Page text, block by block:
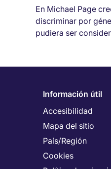
En Michael Page
discriminar por
pudiera ser
Información útil
Accesibilidad
Mapa del sitio
País/Región
Cookies